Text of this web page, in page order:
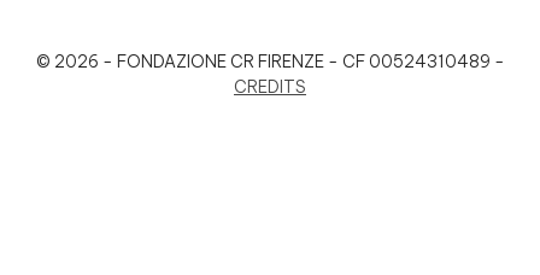
© 2026 - FONDAZIONE CR FIRENZE - CF 00524310489 -
CREDITS